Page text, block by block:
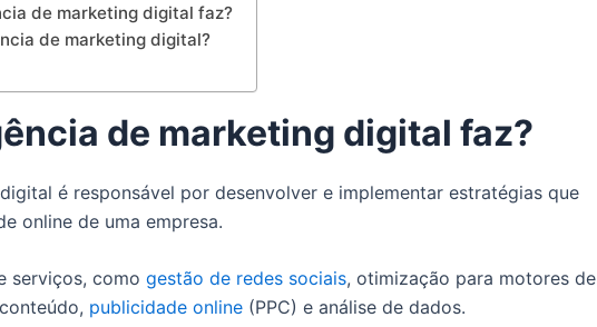
de marketing digital faz?
de marketing digital?
de marketing digital faz?
é responsável por desenvolver e implementar estratégias que
online de uma empresa.
serviços, como gestão de redes sociais, otimização para motores de
publicidade online (PPC) e análise de dados.